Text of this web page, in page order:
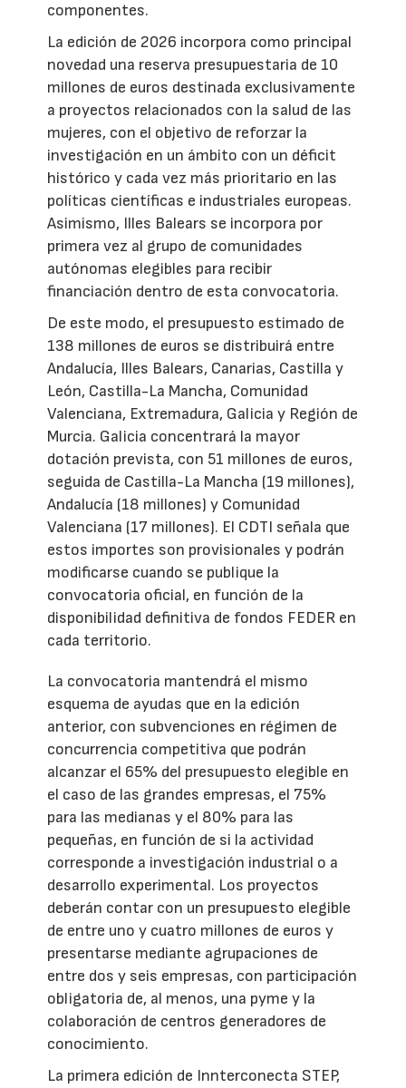
componentes.
La edición de 2026 incorpora como principal
novedad una reserva presupuestaria de 10
millones de euros destinada exclusivamente
a proyectos relacionados con la salud de las
mujeres, con el objetivo de reforzar la
investigación en un ámbito con un déficit
histórico y cada vez más prioritario en las
políticas científicas e industriales europeas.
Asimismo, Illes Balears se incorpora por
primera vez al grupo de comunidades
autónomas elegibles para recibir
financiación dentro de esta convocatoria.
De este modo, el presupuesto estimado de
138 millones de euros se distribuirá entre
Andalucía, Illes Balears, Canarias, Castilla y
León, Castilla-La Mancha, Comunidad
Valenciana, Extremadura, Galicia y Región de
Murcia. Galicia concentrará la mayor
dotación prevista, con 51 millones de euros,
seguida de Castilla-La Mancha (19 millones),
Andalucía (18 millones) y Comunidad
Valenciana (17 millones). El CDTI señala que
estos importes son provisionales y podrán
modificarse cuando se publique la
convocatoria oficial, en función de la
disponibilidad definitiva de fondos FEDER en
cada territorio.
La convocatoria mantendrá el mismo
esquema de ayudas que en la edición
anterior, con subvenciones en régimen de
concurrencia competitiva que podrán
alcanzar el 65% del presupuesto elegible en
el caso de las grandes empresas, el 75%
para las medianas y el 80% para las
pequeñas, en función de si la actividad
corresponde a investigación industrial o a
desarrollo experimental. Los proyectos
deberán contar con un presupuesto elegible
de entre uno y cuatro millones de euros y
presentarse mediante agrupaciones de
entre dos y seis empresas, con participación
obligatoria de, al menos, una pyme y la
colaboración de centros generadores de
conocimiento.
La primera edición de Innterconecta STEP,